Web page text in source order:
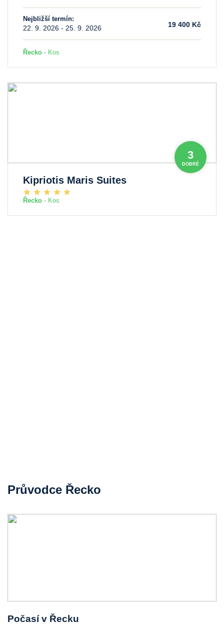
Nejbližší termín:
22. 9. 2026 - 25. 9. 2026 19 400 Kč
Řecko - Kos
3
DOBRÉ
Kipriotis Maris Suites
Řecko - Kos
Průvodce Řecko
Počasí v Řecku